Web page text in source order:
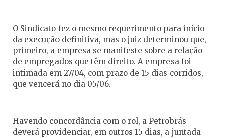
O Sindicato fez o mesmo requerimento para início
da execução definitiva, mas o juiz determinou que,
primeiro, a empresa se manifeste sobre a relação
de empregados que têm direito. A empresa foi
intimada em 27/04, com prazo de 15 dias corridos,
que vencerá no dia 05/06.
Havendo concordância com o rol, a Petrobrás
deverá providenciar, em outros 15 dias, a juntada